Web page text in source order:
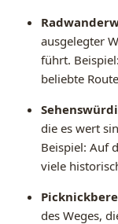
ausgelegter
führt.
beliebte
die es wert
Beispiel: Auf
viele
des Weges,